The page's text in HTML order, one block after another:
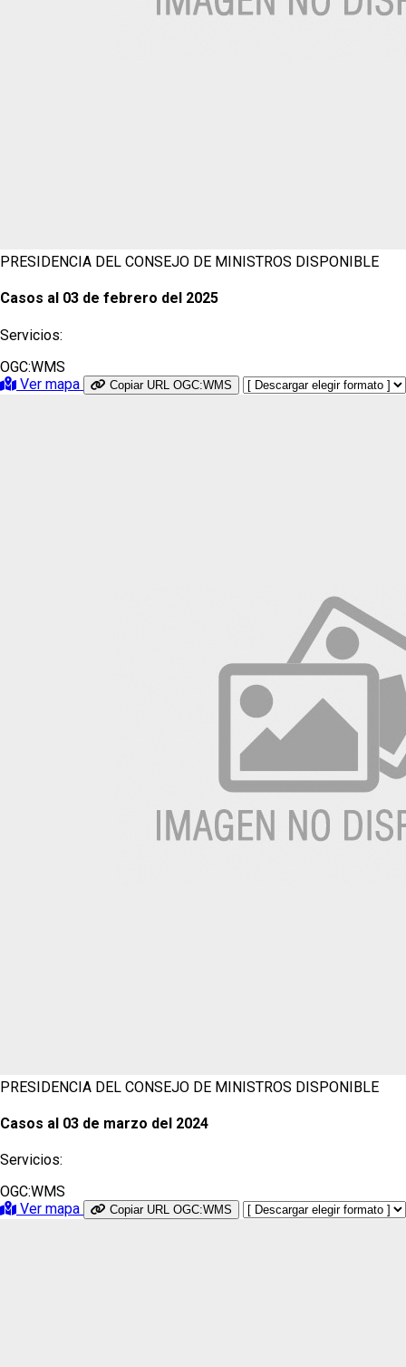
PRESIDENCIA DEL CONSEJO DE MINISTROS DISPONIBLE
Casos al 03 de febrero del 2025
Servicios:
OGC:WMS
Ver mapa
Copiar URL OGC:WMS
PRESIDENCIA DEL CONSEJO DE MINISTROS DISPONIBLE
Casos al 03 de marzo del 2024
Servicios:
OGC:WMS
Ver mapa
Copiar URL OGC:WMS